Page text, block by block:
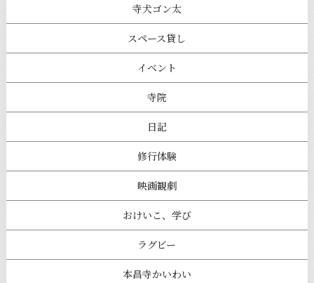
寺犬ゴン太
スペース貸し
イベント
寺院
日記
修行体験
映画観劇
おけいこ、学び
ラグビー
本昌寺かいわい